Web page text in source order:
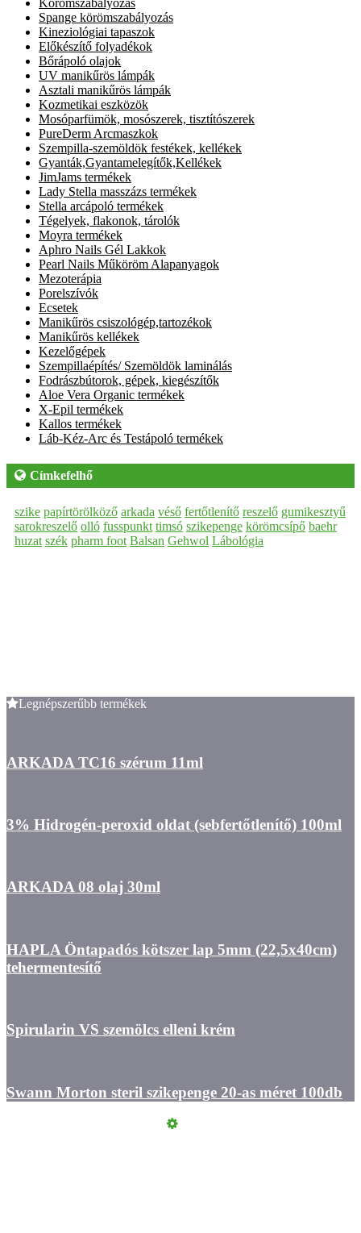
Körömszabályozás
Spange körömszabályozás
Kineziológiai tapaszok
Előkészítő folyadékok
Bőrápoló olajok
UV manikűrös lámpák
Asztali manikűrös lámpák
Kozmetikai eszközök
Mosóparfümök, mosószerek, tisztítószerek
PureDerm Arcmaszkok
Szempilla-szemöldök festékek, kellékek
Gyanták,Gyantamelegítők,Kellékek
JimJams termékek
Lady Stella masszázs termékek
Stella arcápoló termékek
Tégelyek, flakonok, tárolók
Moyra termékek
Aphro Nails Gél Lakkok
Pearl Nails Műköröm Alapanyagok
Mezoterápia
Porelszívók
Ecsetek
Manikűrös csiszológép,tartozékok
Manikűrös kellékek
Kezelőgépek
Szempillaépítés/ Szemöldök laminálás
Fodrászbútorok, gépek, kiegészítők
Aloe Vera Organic termékek
X-Epil termékek
Kallos termékek
Láb-Kéz-Arc és Testápoló termékek
Címkefelhő
szike papírtörölköző arkada véső fertőtlenítő reszelő gumikesztyű
sarokreszelő olló fusspunkt timsó szikepenge körömcsípő baehr
huzat szék pharm foot Balsan Gehwol Lábológia
Legnépszerűbb termékek
ARKADA TC16 szérum 11ml
3% Hidrogén-peroxid oldat (sebfertőtlenítő) 100ml
ARKADA 08 olaj 30ml
HAPLA Öntapadós kötszer lap 5mm (22,5x40cm)
tehermentesítő
Spirularin VS szemölcs elleni krém
Swann Morton steril szikepenge 20-as méret 100db